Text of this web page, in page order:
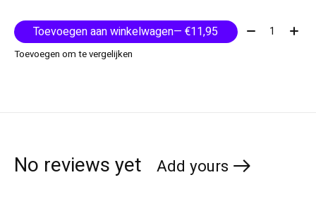
Toevoegen aan winkelwagen — €11,95 Aantal:
Toevoegen om te vergelijken
No reviews yet Add yours